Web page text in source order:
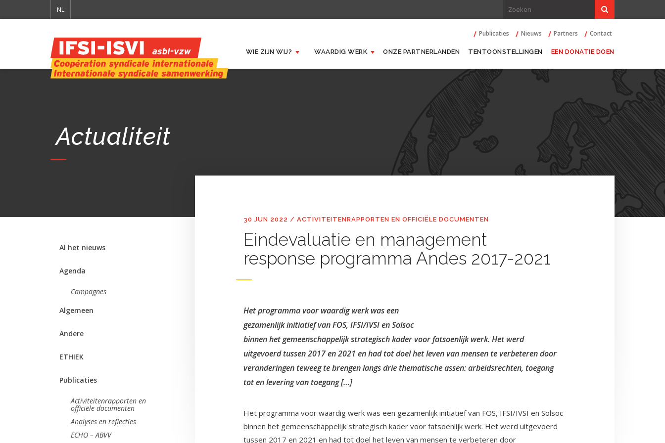
NL
Publicaties Nieuws Partners Contact
WIE ZIJN WIJ? WAARDIG WERK ONZE PARTNERLANDEN TENTOONSTELLINGEN EEN DONATIE DOEN
Actualiteit
Al het nieuws
Agenda
Campagnes
Algemeen
Andere
ETHIEK
Publicaties
Activiteitenrapporten en
officiële documenten
Analyses en reflecties
ECHO – ABVV
30 JUN 2022 / ACTIVITEITENRAPPORTEN EN OFFICIËLE DOCUMENTEN
Eindevaluatie en management
response programma Andes 2017-2021
Het programma voor waardig werk was een
gezamenlijk initiatief van FOS, IFSI/IVSI en Solsoc
binnen het gemeenschappelijk strategisch kader voor fatsoenlijk werk. Het werd
uitgevoerd tussen 2017 en 2021 en had tot doel het leven van mensen te verbeteren door
veranderingen teweeg te brengen langs drie thematische assen: arbeidsrechten, toegang
tot en levering van toegang […]
Het programma voor waardig werk was een gezamenlijk initiatief van FOS, IFSI/IVSI en Solsoc
binnen het gemeenschappelijk strategisch kader voor fatsoenlijk werk. Het werd uitgevoerd
tussen 2017 en 2021 en had tot doel het leven van mensen te verbeteren door